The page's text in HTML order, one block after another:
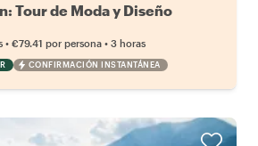
Tour de Moda y Diseño
• €79.41 por persona • 3 horas
CONFIRMACIÓN INSTANTÁNEA